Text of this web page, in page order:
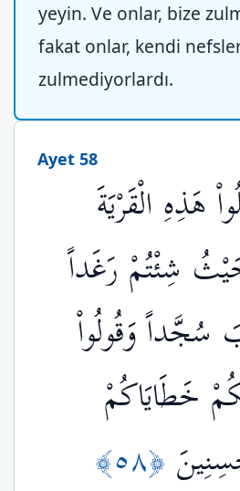
yeyin. Ve onlar, bize
fakat onlar, kendi
zulmediyorlardı.
Ayet 58
هَذِهِ الْقَرْيَةَ
شِئْتُمْ رَغَداً
سُجَّداً وَقُولُواْ
خَطَايَاكُمْ
﴿٥٨﴾